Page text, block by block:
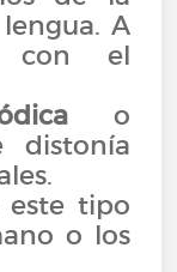
A
con el
o
distonía
este tipo
o los